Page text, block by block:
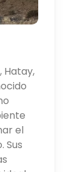
Hatay,
el
Sus